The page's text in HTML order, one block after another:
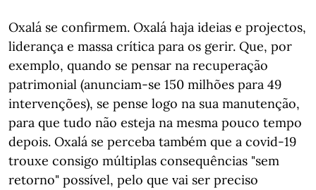
Oxalá se confirmem. Oxalá haja ideias e projectos,
liderança e massa crítica para os gerir. Que, por
exemplo, quando se pensar na recuperação
patrimonial (anunciam-se 150 milhões para 49
intervenções), se pense logo na sua manutenção,
para que tudo não esteja na mesma pouco tempo
depois. Oxalá se perceba também que a covid-19
trouxe consigo múltiplas consequências "sem
retorno" possível, pelo que vai ser preciso